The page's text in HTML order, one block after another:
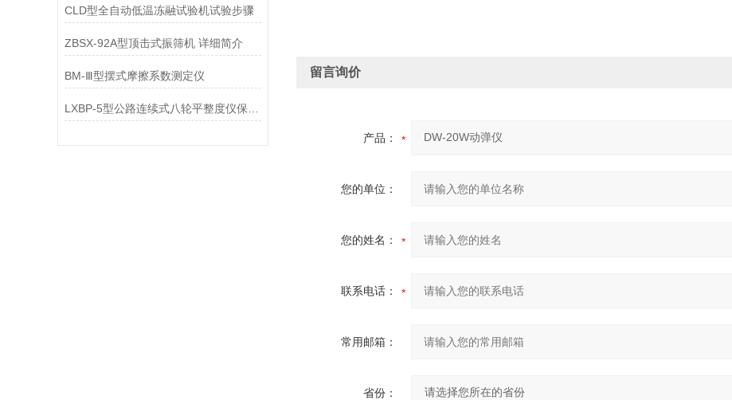
CLD型全自动低温冻融试验机试验步骤
ZBSX-92A型顶击式振筛机 详细简介
BM-Ⅲ型摆式摩擦系数测定仪 留言询价
产品：
您的单位：
您的姓名：
联系电话：
常用邮箱：
省份：